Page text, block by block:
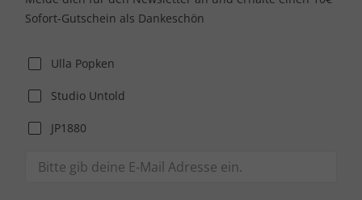
Sofort-Gutschein als Dankeschön
Ulla Popken
Studio Untold
JP1880